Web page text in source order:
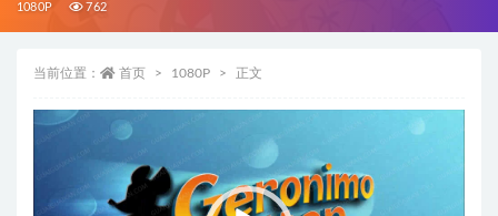
1080P 762
当前位置： 首页 1080P 正文
视